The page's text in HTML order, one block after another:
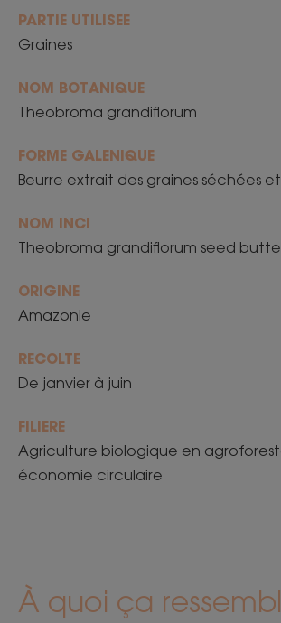
PARTIE UTILISEE
Graines
NOM BOTANIQUE
Theobroma grandiflorum
FORME GALENIQUE
Beurre extrait des graines séchées
NOM INCI
Theobroma grandiflorum seed
ORIGINE
Amazonie
RECOLTE
De janvier à juin
FILIERE
Agriculture biologique en
économie circulaire
À quoi ça